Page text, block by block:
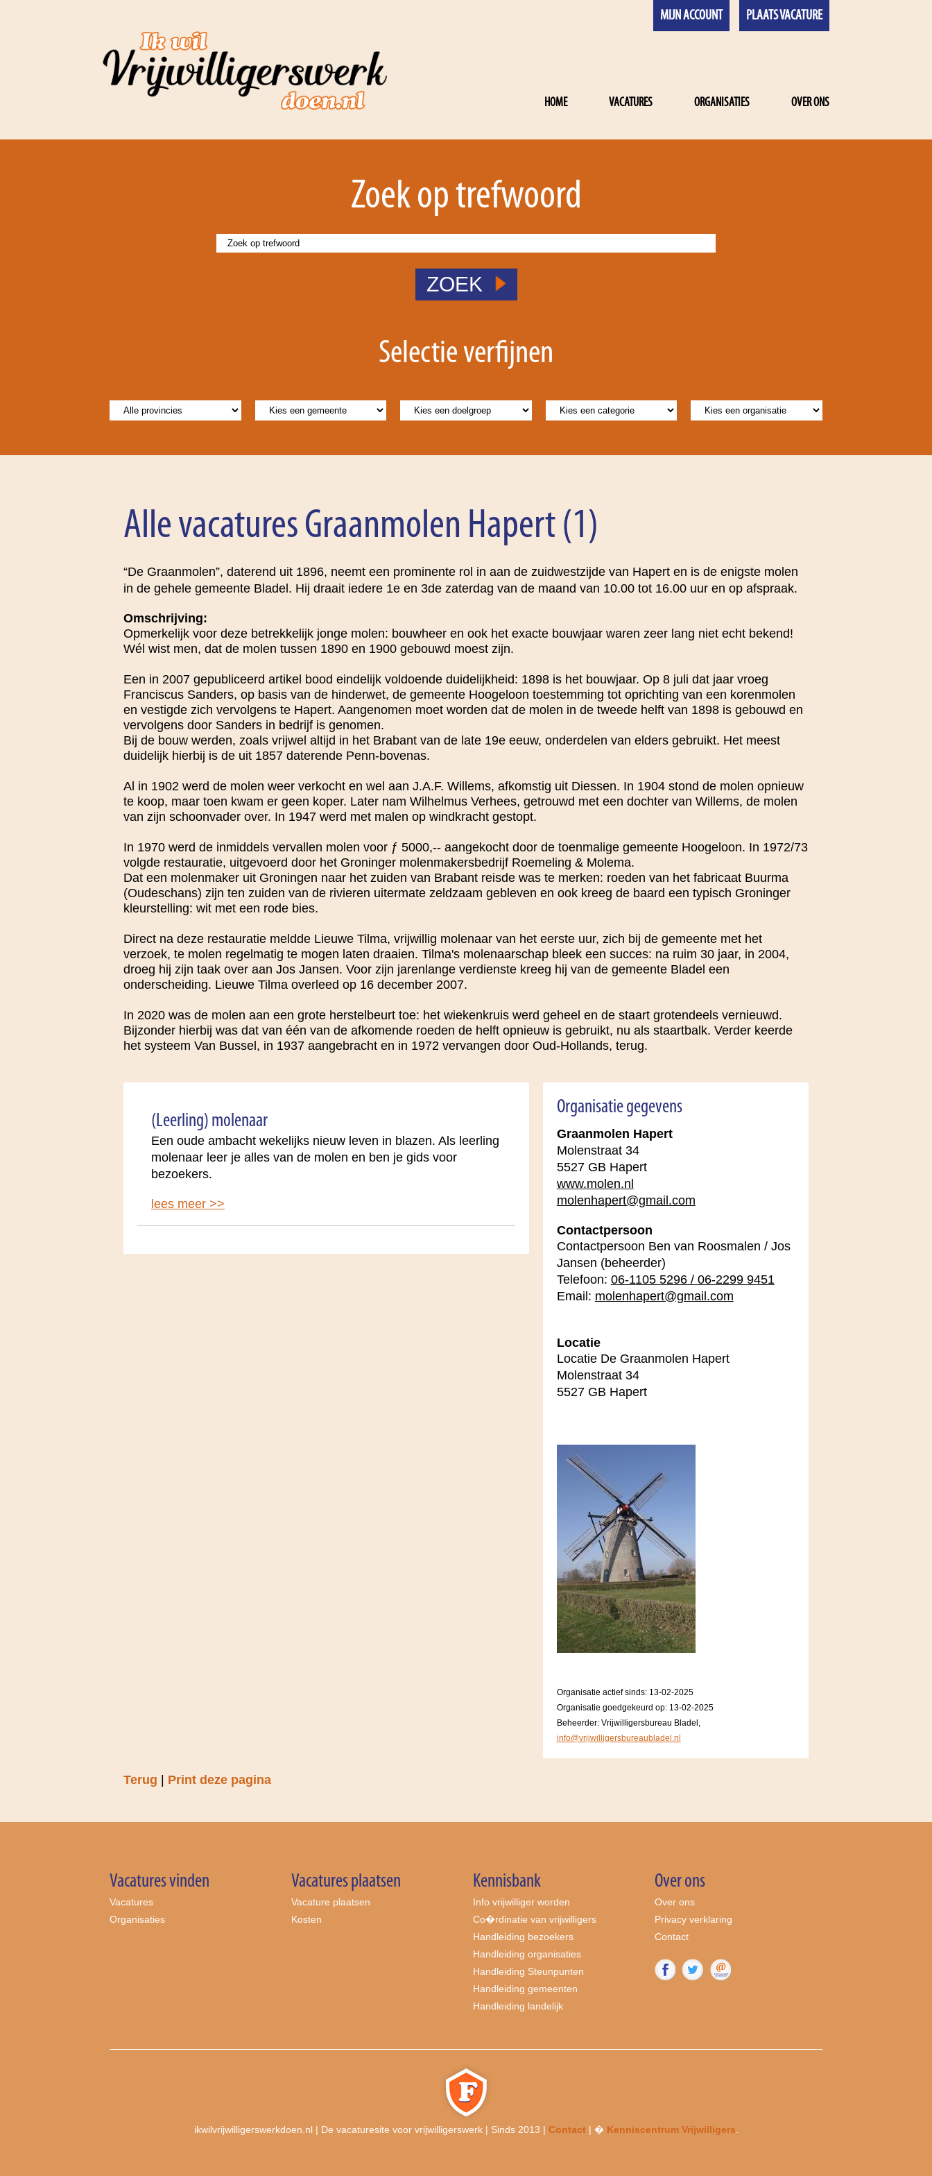
PLAATS VACATURE
MIJN ACCOUNT
HOME VACATURES ORGANISATIES OVER ONS
Zoek op trefwoord
ZOEK
Selectie verfijnen
Alle vacatures Graanmolen Hapert (1)
“De Graanmolen”, daterend uit 1896, neemt een prominente rol in aan de zuidwestzijde van Hapert en is de enigste molen
in de gehele gemeente Bladel. Hij draait iedere 1e en 3de zaterdag van de maand van 10.00 tot 16.00 uur en op afspraak.
Omschrijving:
Opmerkelijk voor deze betrekkelijk jonge molen: bouwheer en ook het exacte bouwjaar waren zeer lang niet echt bekend!
Wél wist men, dat de molen tussen 1890 en 1900 gebouwd moest zijn.
Een in 2007 gepubliceerd artikel bood eindelijk voldoende duidelijkheid: 1898 is het bouwjaar. Op 8 juli dat jaar vroeg
Franciscus Sanders, op basis van de hinderwet, de gemeente Hoogeloon toestemming tot oprichting van een korenmolen
en vestigde zich vervolgens te Hapert. Aangenomen moet worden dat de molen in de tweede helft van 1898 is gebouwd en
vervolgens door Sanders in bedrijf is genomen.
Bij de bouw werden, zoals vrijwel altijd in het Brabant van de late 19e eeuw, onderdelen van elders gebruikt. Het meest
duidelijk hierbij is de uit 1857 daterende Penn-bovenas.
Al in 1902 werd de molen weer verkocht en wel aan J.A.F. Willems, afkomstig uit Diessen. In 1904 stond de molen opnieuw
te koop, maar toen kwam er geen koper. Later nam Wilhelmus Verhees, getrouwd met een dochter van Willems, de molen
van zijn schoonvader over. In 1947 werd met malen op windkracht gestopt.
In 1970 werd de inmiddels vervallen molen voor ƒ 5000,-- aangekocht door de toenmalige gemeente Hoogeloon. In 1972/73
volgde restauratie, uitgevoerd door het Groninger molenmakersbedrijf Roemeling & Molema.
Dat een molenmaker uit Groningen naar het zuiden van Brabant reisde was te merken: roeden van het fabricaat Buurma
(Oudeschans) zijn ten zuiden van de rivieren uitermate zeldzaam gebleven en ook kreeg de baard een typisch Groninger
kleurstelling: wit met een rode bies.
Direct na deze restauratie meldde Lieuwe Tilma, vrijwillig molenaar van het eerste uur, zich bij de gemeente met het
verzoek, te molen regelmatig te mogen laten draaien. Tilma's molenaarschap bleek een succes: na ruim 30 jaar, in 2004,
droeg hij zijn taak over aan Jos Jansen. Voor zijn jarenlange verdienste kreeg hij van de gemeente Bladel een
onderscheiding. Lieuwe Tilma overleed op 16 december 2007.
In 2020 was de molen aan een grote herstelbeurt toe: het wiekenkruis werd geheel en de staart grotendeels vernieuwd.
Bijzonder hierbij was dat van één van de afkomende roeden de helft opnieuw is gebruikt, nu als staartbalk. Verder keerde
het systeem Van Bussel, in 1937 aangebracht en in 1972 vervangen door Oud-Hollands, terug.
(Leerling) molenaar
Een oude ambacht wekelijks nieuw leven in blazen. Als leerling
molenaar leer je alles van de molen en ben je gids voor
bezoekers.
lees meer >>
Organisatie gegevens
Graanmolen Hapert
Molenstraat 34
5527 GB Hapert
www.molen.nl
molenhapert@gmail.com
Contactpersoon
Contactpersoon Ben van Roosmalen / Jos
Jansen (beheerder)
Telefoon: 06-1105 5296 / 06-2299 9451
Email: molenhapert@gmail.com
Locatie
Locatie De Graanmolen Hapert
Molenstraat 34
5527 GB Hapert
Organisatie actief sinds: 13-02-2025
Organisatie goedgekeurd op: 13-02-2025
Beheerder: Vrijwilligersbureau Bladel,
info@vrijwilligersbureaubladel.nl
Terug Print deze pagina
Vacatures vinden
Vacatures
Organisaties
Vacatures plaatsen
Vacature plaatsen
Kosten
Kennisbank
Info vrijwilliger worden
Co�rdinatie van vrijwilligers
Handleiding bezoekers
Handleiding organisaties
Handleiding Steunpunten
Handleiding gemeenten
Handleiding landelijk
Over ons
Over ons
Privacy verklaring
Contact
ikwilvrijwilligerswerkdoen.nl | De vacaturesite voor vrijwilligerswerk | Sinds 2013 | Contact| � Kenniscentrum Vrijwilligers